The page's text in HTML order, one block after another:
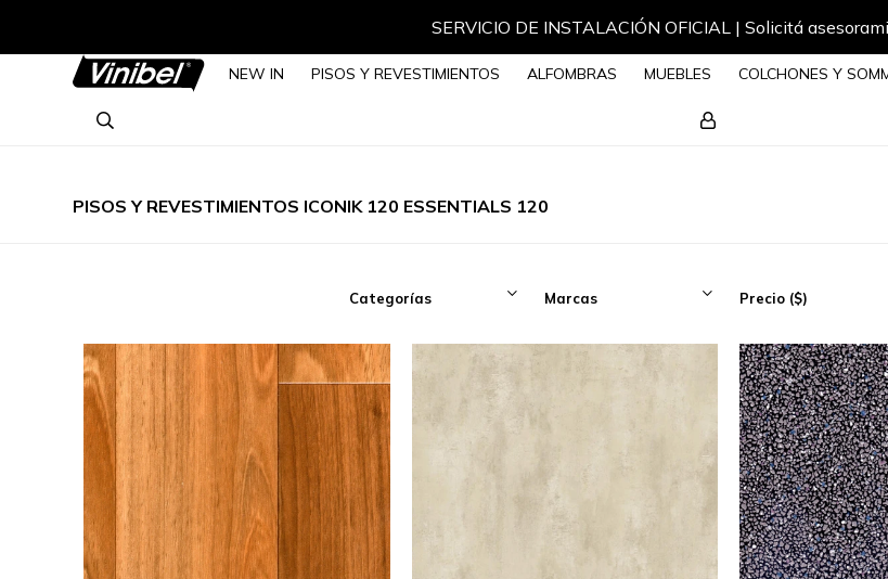
SERVICIO DE INSTALACIÓN OFICIAL | Solicitá
NEW IN PISOS Y REVESTIMIENTOS ALFOMBRAS MUEBLES COLCHONES Y
PISOS Y REVESTIMIENTOS ICONIK 120 ESSENTIALS 120
Categorías Marcas Precio ($)